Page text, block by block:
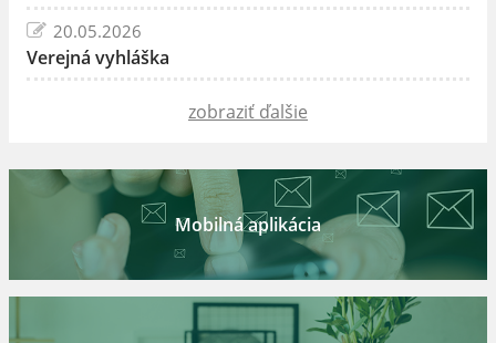
20.05.2026
Verejná vyhláška
zobraziť ďalšie
Mobilná aplikácia